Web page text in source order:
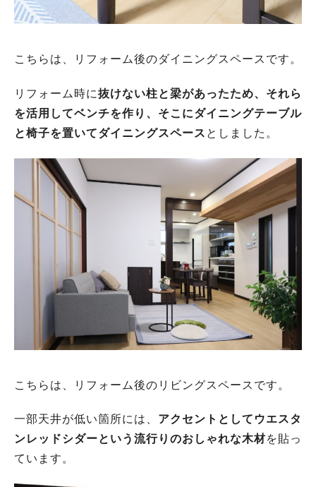
こちらは、リフォーム後のダイニングスペースです。
リフォーム時に抜けない柱と梁があったため、それら
を活用してベンチを作り、そこにダイニングテーブル
と椅子を置いてダイニングスペース としました。
こちらは、リフォーム後のリビングスペースです。
一部天井が低い箇所には、 アクセントとしてウエスタ
ンレッドシダーという流行りのおしゃれな木材を貼っ
ています。